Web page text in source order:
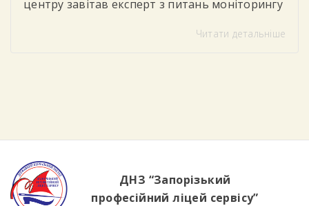
центру завітав експерт з питань моніторингу
студентів тренінг «Цифрова грамотність»
інформацію в інтернеті, розпізнавати фейки
Читати детальніше
ДНЗ “Запорізький
професійний ліцей сервісу”